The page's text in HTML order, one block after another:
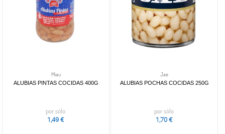
Miau
ALUBIAS PINTAS COCIDAS 400G
por sólo
1,49 €
Jae
ALUBIAS POCHAS COCIDAS 250G
por sólo
1,70 €